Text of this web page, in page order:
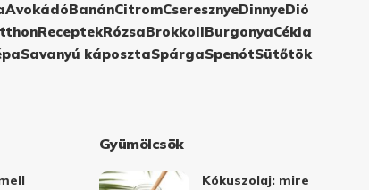
AvokádóBanánCitromCseresznyeDinnyeDió
ReceptekRózsaBrokkoliBurgonyaCékla
Savanyú káposztaSpárgaSpenótSütőtök
Gyümölcsök
Kókuszolaj: mire